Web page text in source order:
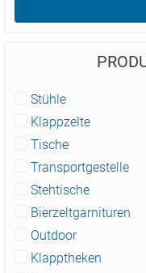
Stühle
Klappzelte
Tische
Transportgestelle
Stehtische
Bierzeltgarnituren
Outdoor
Klapptheken